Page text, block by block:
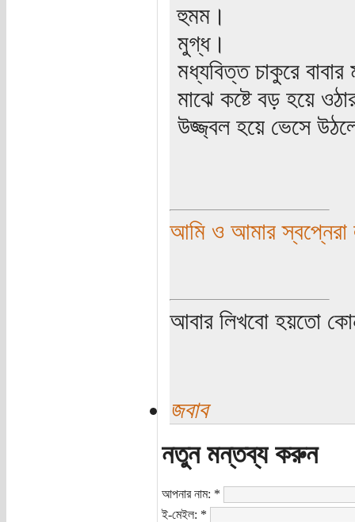
হুমম।
মুগ্ধ।
মধ্যবিত্ত চাকুরে
মাঝে কষ্টে বড় হয়ে
উজ্জ্বল হয়ে ভেসে
আমি ও আমার স্বপ্নেরা
আবার লিখবো হয়তো
জবাব
নতুন মন্তব্য করুন
আপনার নাম: *
ই-মেইল: *